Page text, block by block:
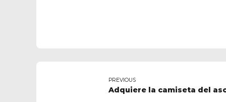
PREVIOUS
Adquiere la camiseta del